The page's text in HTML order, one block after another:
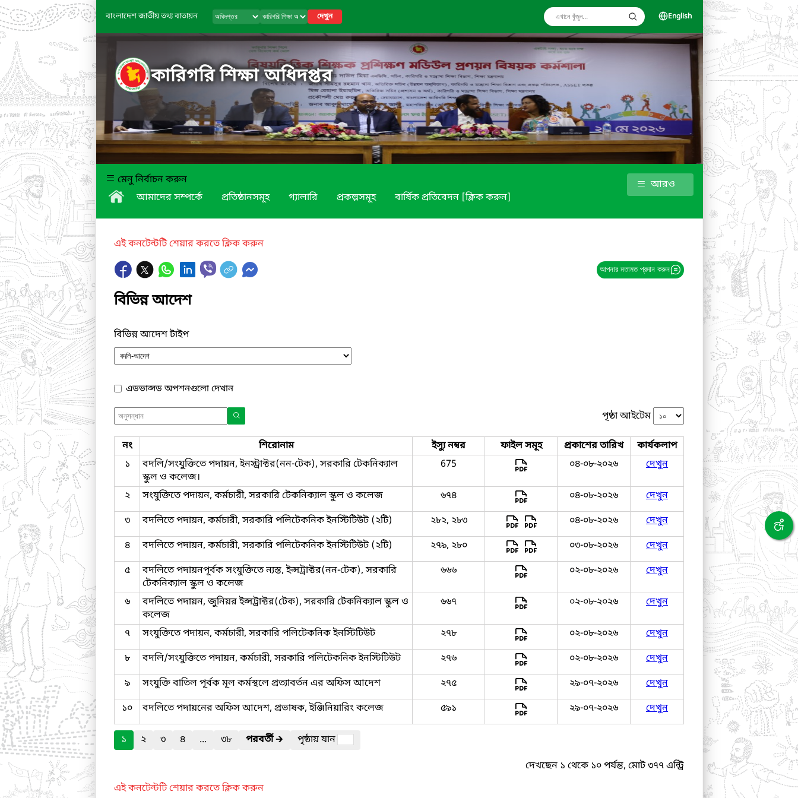
বাংলাদেশ জাতীয় তথ্য বাতায়ন দেখুন English
কারিগরি শিক্ষা অধিদপ্তর
মেনু নির্বাচন করুন
আমাদের সম্পর্কে
প্রতিষ্ঠানসমূহ গ্যালারি প্রকল্পসমূহ বার্ষিক প্রতিবেদন [ক্লিক করুন]
আরও
এই কনটেন্টটি শেয়ার করতে ক্লিক করুন
আপনার মতামত প্রদান করুন
বিভিন্ন আদেশ
বিভিন্ন আদেশ টাইপ
এডভান্সড অপশনগুলো দেখান
পৃষ্ঠা আইটেম
নং শিরোনাম ইস্যু নম্বর ফাইল সমূহ প্রকাশের তারিখ
কার্যকলাপ
১
বদলি/সংযুক্তিতে পদায়ন, ইনস্ট্রাক্টর(নন-টেক), সরকারি টেকনিক্যাল
স্কুল ও কলেজ।
675 ০৪-০৮-২০২৬ দেখুন
২ সংযুক্তিতে পদায়ন, কর্মচারী, সরকারি টেকনিক্যাল স্কুল ও কলেজ ৬৭৪ ০৪-০৮-২০২৬
দেখুন
৩
বদলিতে পদায়ন, কর্মচারী, সরকারি পলিটেকনিক ইনস্টিটিউট (২টি) ২৮২, ২৮৩ ০৪-০৮-২০২৬
দেখুন
৪
বদলিতে পদায়ন, কর্মচারী, সরকারি পলিটেকনিক ইনস্টিটিউট (২টি) ২৭৯, ২৮০ ০৩-০৮-২০২৬
দেখুন
৫
বদলিতে পদায়নপূর্বক সংযুক্তিতে ন্যস্ত, ইন্সট্রাক্টর(নন-টেক), সরকারি
টেকনিক্যাল স্কুল ও কলেজ
৬৬৬ ০২-০৮-২০২৬ দেখুন
৬
বদলিতে পদায়ন, জুনিয়র ইন্সট্রাক্টর(টেক), সরকারি টেকনিক্যাল স্কুল ও
কলেজ
৬৬৭ ০২-০৮-২০২৬ দেখুন
৭ সংযুক্তিতে পদায়ন, কর্মচারী, সরকারি পলিটেকনিক ইনস্টিটিউট ২৭৮ ০২-০৮-২০২৬
দেখুন
৮
বদলি/সংযুক্তিতে পদায়ন, কর্মচারী, সরকারি পলিটেকনিক ইনস্টিটিউট ২৭৬ ০২-০৮-২০২৬
দেখুন
৯
সংযুক্তি বাতিল পূর্বক মূল কর্মস্থলে প্রত্যাবর্তন এর অফিস আদেশ ২৭৫ ২৯-০৭-২০২৬
দেখুন
১০
বদলিতে পদায়নের অফিস আদেশ, প্রভাষক, ইঞ্জিনিয়ারিং কলেজ ৫৯১ ২৯-০৭-২০২৬ দেখুন
১ ২ ৩ ৪ ... ৩৮ পরবর্তী🡲
পৃষ্ঠায় যান
দেখছেন ১ থেকে ১০ পর্যন্ত, মোট ৩৭৭ এন্ট্রি
এই কনটেন্টটি শেয়ার করতে ক্লিক করুন